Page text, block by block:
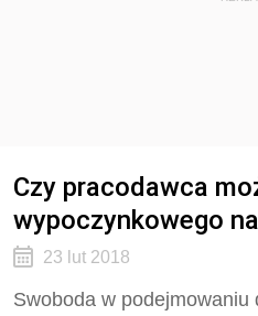
Czy pracodawca
wypoczynkowego
23 lut 2018
Swoboda w podejmowaniu